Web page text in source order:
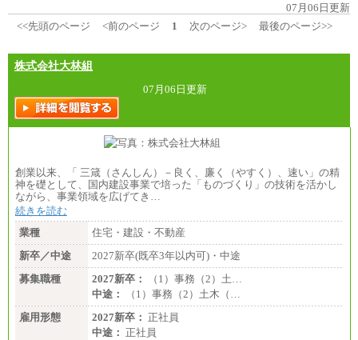
07月06日更新
<<先頭のページ
<前のページ 1 次のページ> 最後のページ>>
株式会社大林組
07月06日更新
創業以来、「 三箴（さんしん）－良く、廉く（やすく）、速い」の精
神を礎として、国内建設事業で培った「ものづくり」の技術を活かし
ながら、事業領域を広げてき…
続きを読む
業種
住宅・建設・不動産
新卒／中途
2027新卒(既卒3年以内可)・中途
募集職種
2027新卒：
（1）事務（2）土…
中途：
（1）事務（2）土木（…
雇用形態
2027新卒： 正社員
中途： 正社員